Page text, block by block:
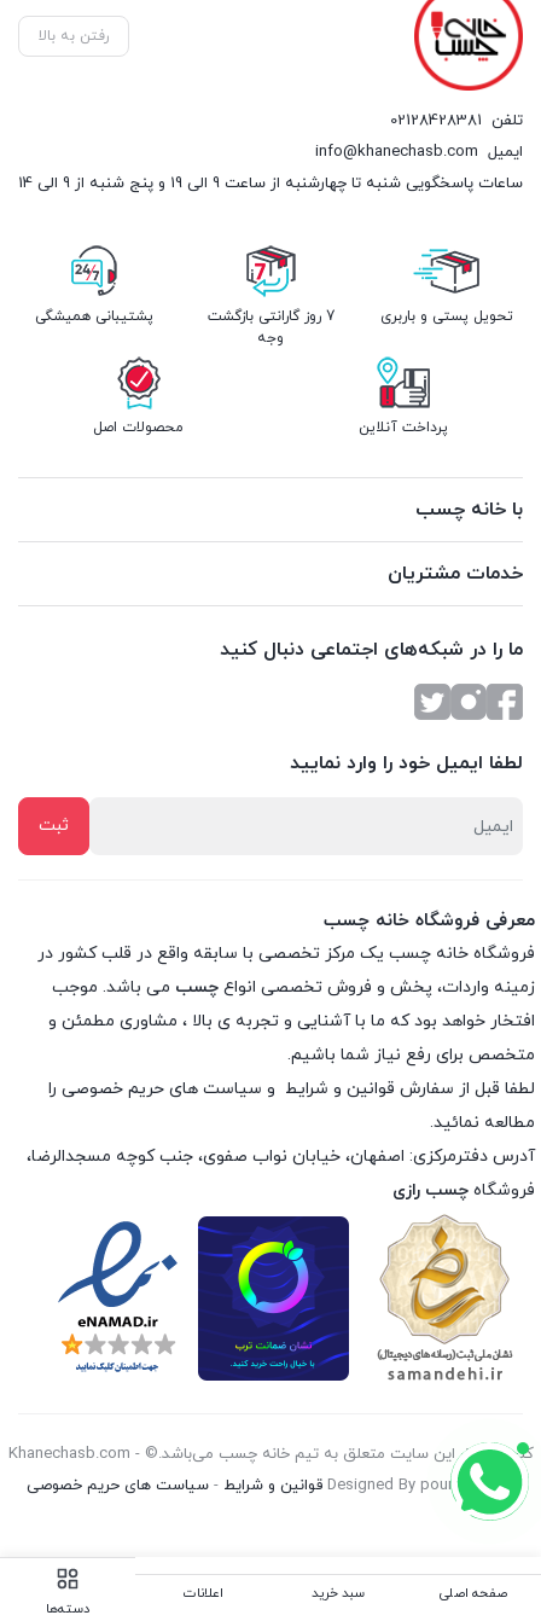
رفتن به بالا
تلفن 02128428381
ایمیل info@khanechasb.com
ساعات پاسخگویی شنبه تا چهارشنبه از ساعت 9 الی 19 و پنج شنبه از 9 الی 14
تحویل پستی و باربری
7 روز گارانتی بازگشت
وجه
پشتیبانی همیشگی
پرداخت آنلاین محصولات اصل
با خانه چسب
خدمات مشتریان
ما را در شبکه‌های اجتماعی دنبال کنید
لطفا ایمیل خود را وارد نمایید
معرفی فروشگاه خانه چسب
فروشگاه خانه چسب یک مرکز تخصصی با سابقه واقع در قلب کشور در
زمینه واردات، پخش و فروش تخصصی انواع چسب می باشد. موجب
افتخار خواهد بود که ما با آشنایی و تجربه ی بالا ، مشاوری مطمئن و
متخصص برای رفع نیاز شما باشیم.
لطفا قبل از سفارش قوانین و شرایط و سیاست های حریم خصوصی را
مطالعه نمائید.
آدرس دفترمرکزی: اصفهان، خیابان نواب صفوی، جنب کوچه مسجدالرضا،
فروشگاه چسب رازی
کليه حقوق اين سايت متعلق به تیم خانه چسب می‌باشد.© Khanechasb.com -
Designed By pouryan 2026 قوانین و شرایط - سیاست های حریم خصوصی
صفحه اصلی سبد خرید
اعلانات
دسته‌ها